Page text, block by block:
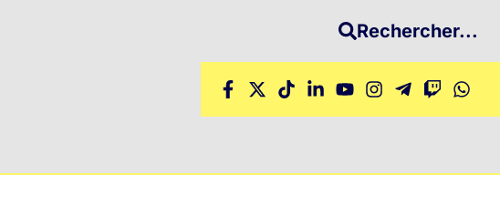
Rechercher...